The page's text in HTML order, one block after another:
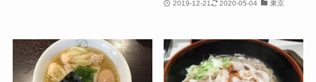
2019-12-21 2020-05-04 東京